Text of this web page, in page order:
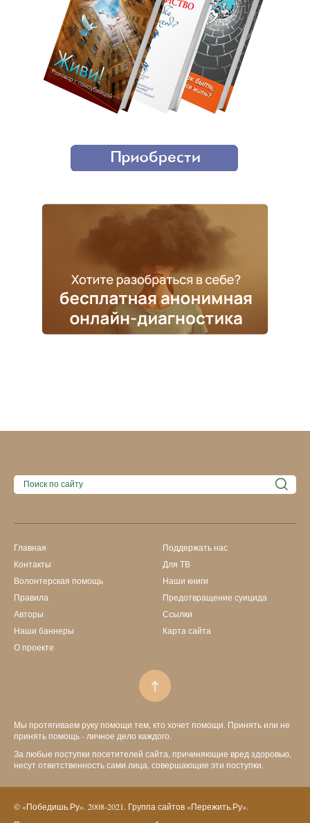
Главная
Контакты
Волонтерская помощь
Правила
Авторы
Наши баннеры
О проекте
Поддержать нас
Для ТВ
Наши книги
Предотвращение суицида
Ссылки
Карта сайта
Мы протягиваем руку помощи тем, кто хочет помощи. Принять или не
принять помощь - личное дело каждого.
За любые поступки посетителей сайта, причиняющие вред здоровью,
несут ответственность сами лица, совершающие эти поступки.
© «Победишь.Ру». 2008-2021. Группа сайтов «Пережить.Ру».